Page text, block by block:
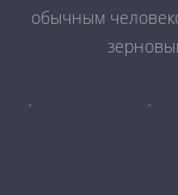
обычным